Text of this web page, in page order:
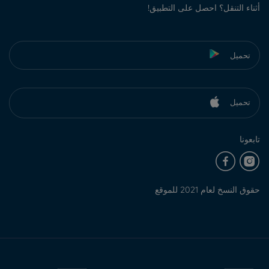
أثناء التنقل؟ احصل على التطبيق!
تحميل
تحميل
تابعونا
حقوق النسخ لعام 2021 للموقع